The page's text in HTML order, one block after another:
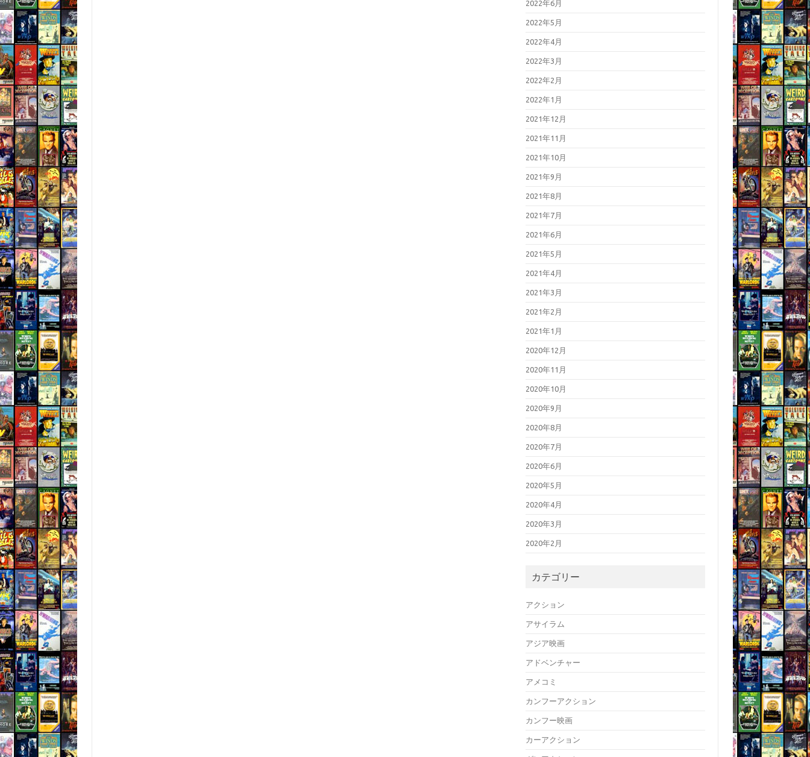
2022年6月
2022年5月
2022年4月
2022年3月
2022年2月
2022年1月
2021年12月
2021年11月
2021年10月
2021年9月
2021年8月
2021年7月
2021年6月
2021年5月
2021年4月
2021年3月
2021年2月
2021年1月
2020年12月
2020年11月
2020年10月
2020年9月
2020年8月
2020年7月
2020年6月
2020年5月
2020年4月
2020年3月
2020年2月
カテゴリー
アクション
アサイラム
アジア映画
アドベンチャー
アメコミ
カンフーアクション
カンフー映画
カーアクション